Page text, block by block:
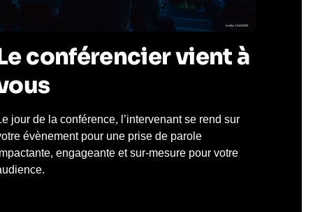
conférencier vient à
jour de la conférence, l’intervenant se rend sur
évènement pour une prise de parole
engageante et sur-mesure pour votre